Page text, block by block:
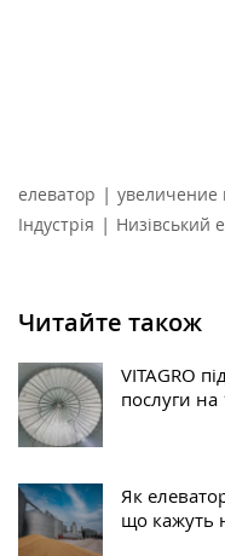
елеватор | увеличение
Індустрія | Низівський
Читайте також
VITAGRO
послуги на
Як
що кажуть